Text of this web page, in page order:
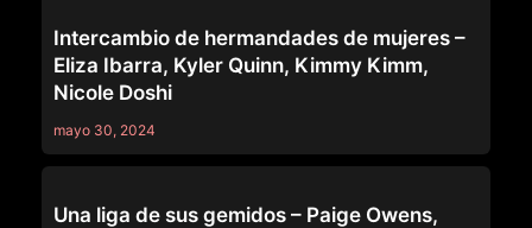
Intercambio de hermandades de mujeres –
Eliza Ibarra, Kyler Quinn, Kimmy Kimm,
Nicole Doshi
mayo 30, 2024
Una liga de sus gemidos – Paige Owens,